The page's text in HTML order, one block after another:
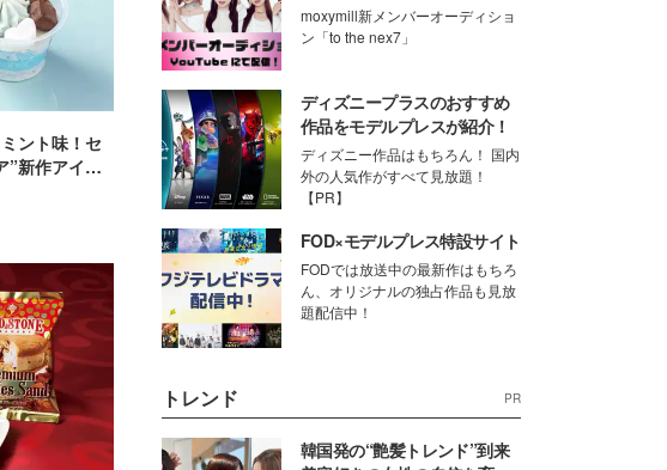
ント味！セ
新作アイス3
moxymill新メンバーオーディショ
ン「to the nex7」
ディズニープラスのおすすめ
作品をモデルプレスが紹介！
ディズニー作品はもちろん！ 国内
外の人気作がすべて見放題！
【PR】
FOD×モデルプレス特設サイト
FODでは放送中の最新作はもちろ
ん、オリジナルの独占作品も見放
題配信中！
トレンド PR
韓国発の“艶髪トレンド”到来